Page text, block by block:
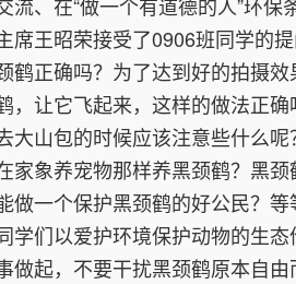
席王昭荣接受了0906班同学的
鹤正确吗？为了达到好的拍摄
，让它飞起来，这样的做法正
大山包的时候应该注意些什么
家象养宠物那样养黑颈鹤？黑
做一个保护黑颈鹤的好公民？
学们以爱护环境保护动物的生
做起，不要干扰黑颈鹤原本自由